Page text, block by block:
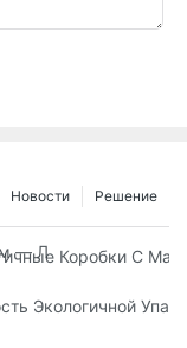
Решение
Новости
— Лучший Выбор
Коробки С
По Уходу За
Экологичной